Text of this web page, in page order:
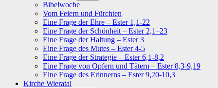
Bibelwoche
Vom Feiern und Fürchten
Eine Frage der Ehre – Ester 1,1-22
Eine Frage der Schönheit – Ester 2,1–23
Eine Frage der Haltung – Ester 3
Eine Frage des Mutes – Ester 4-5
Eine Frage der Strategie – Ester 6,1-8,2
Eine Frage von Opfern und Tätern – Ester 8,3-9,19
Eine Frage des Erinnerns – Ester 9,20-10,3
Kirche Wieratal